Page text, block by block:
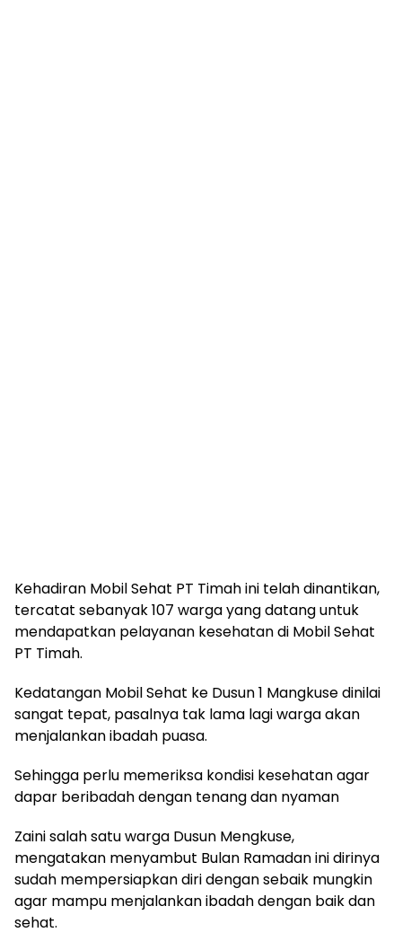
Kehadiran Mobil Sehat PT Timah ini telah dinantikan,
tercatat sebanyak 107 warga yang datang untuk
mendapatkan pelayanan kesehatan di Mobil Sehat
PT Timah.
Kedatangan Mobil Sehat ke Dusun 1 Mangkuse dinilai
sangat tepat, pasalnya tak lama lagi warga akan
menjalankan ibadah puasa.
Sehingga perlu memeriksa kondisi kesehatan agar
dapar beribadah dengan tenang dan nyaman
Zaini salah satu warga Dusun Mengkuse,
mengatakan menyambut Bulan Ramadan ini dirinya
sudah mempersiapkan diri dengan sebaik mungkin
agar mampu menjalankan ibadah dengan baik dan
sehat.